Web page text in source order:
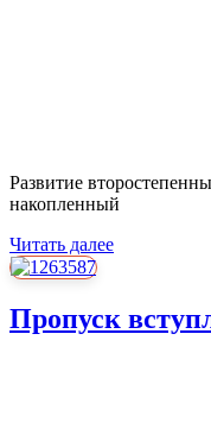
Развитие
накопленный
Читать далее
Пропуск